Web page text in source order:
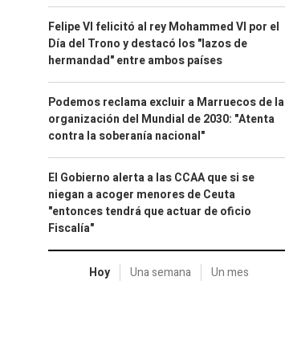
Felipe VI felicitó al rey Mohammed VI por el
Día del Trono y destacó los "lazos de
hermandad" entre ambos países
Podemos reclama excluir a Marruecos de la
organización del Mundial de 2030: "Atenta
contra la soberanía nacional"
El Gobierno alerta a las CCAA que si se
niegan a acoger menores de Ceuta
"entonces tendrá que actuar de oficio
Fiscalía"
Hoy Una semana Un mes